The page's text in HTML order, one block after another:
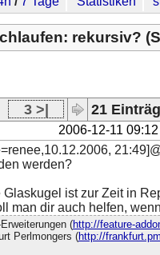
rekursiv?
3 >| 21
2006-12-11 09:12
werden?
Glaskugel ist zur Zeit in
man dir auch helfen,
(http://feature-
Perlmongers (http://